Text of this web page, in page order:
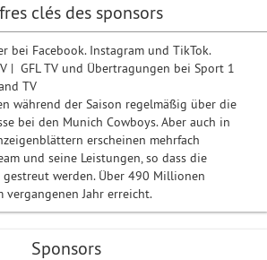
clés des sponsors
bei Facebook. Instagram und TikTok.
| GFL TV und Übertragungen bei Sport 1
TV
während der Saison regelmäßig über die
bei den Munich Cowboys. Aber auch in
erscheinen mehrfach
und seine Leistungen, so dass die
werden. Über 490 Millionen
vergangenen Jahr erreicht.
Sponsors